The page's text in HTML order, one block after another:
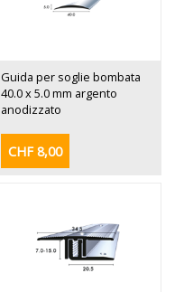
Guida per soglie bombata
40.0 x 5.0 mm argento
anodizzato
CHF 8,00